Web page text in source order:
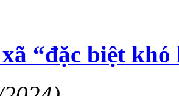
“đặc biệt